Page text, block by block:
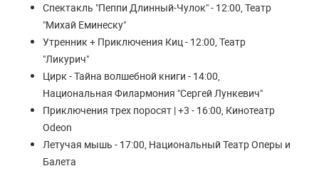
Спектакль "Пеппи Длинный-Чулок" - 12:00, Театр
"Михай Еминеску"
Утренник + Приключения Киц - 12:00, Театр
"Ликурич"
Цирк - Тайна волшебной книги - 14:00,
Национальная Филармония "Сергей Лункевич"
Приключения трех поросят | +3 - 16:00, Кинотеатр
Odeon
Летучая мышь - 17:00, Национальный Театр Оперы и
Балета